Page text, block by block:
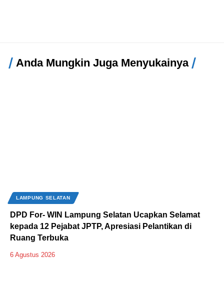
Anda Mungkin Juga Menyukainya
LAMPUNG SELATAN
DPD For- WIN Lampung Selatan Ucapkan Selamat
kepada 12 Pejabat JPTP, Apresiasi Pelantikan di
Ruang Terbuka
6 Agustus 2026